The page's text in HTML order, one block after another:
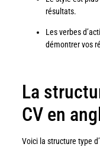
résultats.
Les verbes
démontrer vos
La
CV en
Voici la structure type